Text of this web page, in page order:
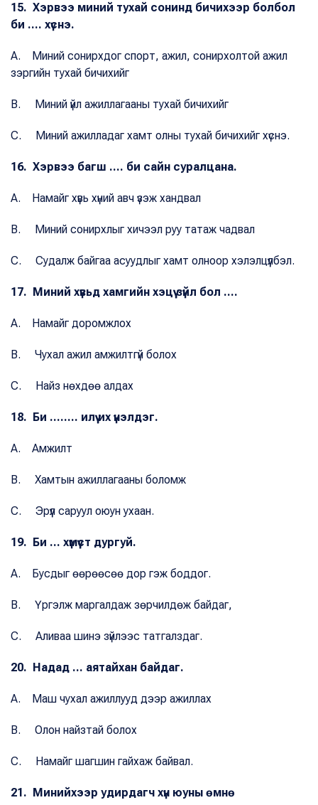
15. Хэрвээ миний тухай сонинд бичихээр болбол
би .... хүснэ.
A. Миний сонирхдог спорт, ажил, сонирхолтой ажил
зэргийн тухай бичихийг
B. Миний үйл ажиллагааны тухай бичихийг
C. Миний ажилладаг хамт олны тухай бичихийг хүснэ.
16. Хэрвээ багш .... би сайн суралцана.
A. Намайг хүвь хүний авч үзэж хандвал
B. Миний сонирхлыг хичээл руу татаж чадвал
C. Судалж байгаа асуудлыг хамт олноор хэлэлцүүлбэл.
17. Миний хүвьд хамгийн хэцүү зүйл бол ....
A. Намайг доромжлох
B. Чухал ажил амжилтгүй болох
C. Найз нөхдөө алдах
18. Би ........ илүү их үнэлдэг.
A. Амжилт
B. Хамтын ажиллагааны боломж
C. Эрүүл саруул оюун ухаан.
19. Би ... хүмүүст дургуй.
A. Бусдыг өөрөөсөө дор гэж боддог.
B. Үргэлж маргалдаж зөрчилдөж байдаг,
C. Аливаа шинэ зүйлээс татгалздаг.
20. Надад ... аятайхан байдаг.
A. Маш чухал ажиллууд дээр ажиллах
B. Олон найзтай болох
C. Намайг шагшин гайхаж байвал.
21. Минийхээр удирдагч хүн юуны өмнө